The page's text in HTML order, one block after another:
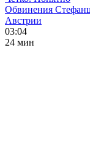
Обвинения
Австрии
03:04
24 мин